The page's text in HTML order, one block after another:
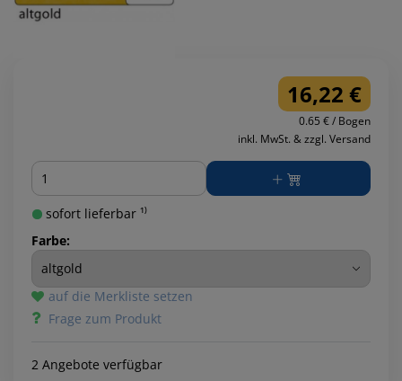
16,22 €
0.65 € / Bogen
inkl. MwSt. & zzgl. Versand
Menge
sofort lieferbar ¹⁾
Farbe:
auf die Merkliste setzen
Frage zum Produkt
2 Angebote verfügbar